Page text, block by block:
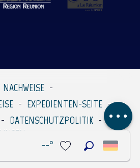
--°
Voir les favoris
Kommentare
NACHWEISE
EXPEDIENTEN-SEITE
DATENSCHUTZPOLITIK